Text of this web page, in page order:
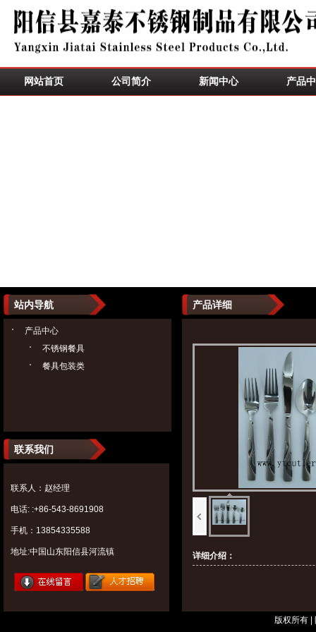
网站首页 公司简介 新闻中心 产品
产品详细
详细介绍：
站内导航
产品中心
不锈钢餐具
餐具包装类
联系我们
联系人：赵经理
电话: :+86-543-8691908
手机：13854335588
地址:中国山东阳信县河流镇
版权所有 |